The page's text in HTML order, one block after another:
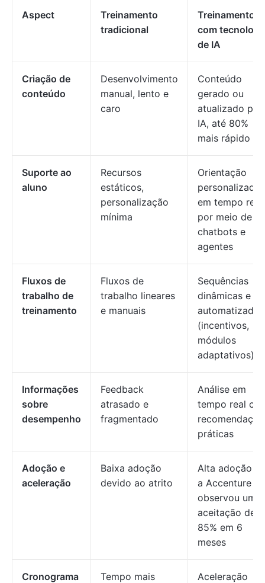
Aspect
Treinamento
tradicional
Treinamento
com
de IA
Criação de
conteúdo
Desenvolvimento
manual, lento e
caro
Conteúdo
gerado ou
atualizado por
IA, até 80%
mais rápido
Suporte ao
aluno
Recursos
estáticos,
personalização
mínima
Orientação
personalizada
em tempo real
por meio de
chatbots e
agentes
Fluxos de
trabalho de
treinamento
Fluxos de
trabalho lineares
e manuais
Sequências
dinâmicas e
automatizadas
(incentivos,
módulos
adaptativos)
Informações
sobre
desempenho
Feedback
atrasado e
fragmentado
Análise em
tempo real
práticas
Adoção e
aceleração
Baixa adoção
devido ao atrito
Alta adoção —
a Accenture
observou uma
aceitação de
85% em 6
meses
Cronograma
Tempo mais
Aceleração